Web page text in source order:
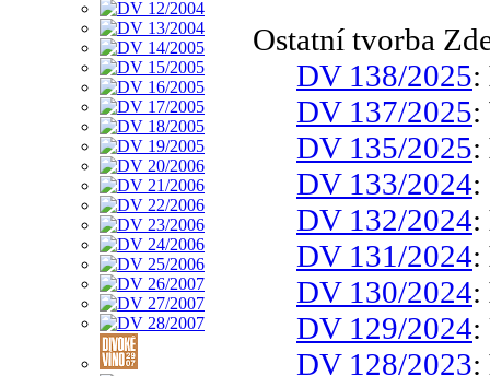
Ostatní tvorba
DV 138/2025:
DV 137/2025:
DV 135/2025:
DV 133/2024:
DV 132/2024:
DV 131/2024:
DV 130/2024:
DV 129/2024:
DV 128/2023: